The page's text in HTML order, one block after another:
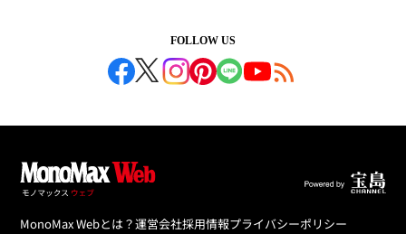
FOLLOW US
MonoMax Webとは？運営会社採用情報プライバシーポリシー